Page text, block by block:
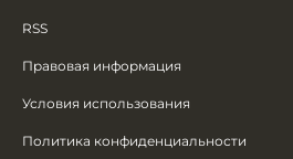
RSS
Правовая информация
Условия использования
Политика конфиденциальности